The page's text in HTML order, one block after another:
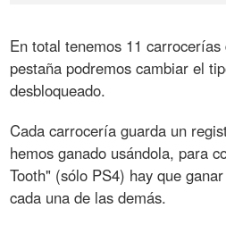
En total tenemos 11
pestaña podremos cambiar el
desbloqueado.
Cada carrocería guarda un
hemos ganado usándola, para
Tooth" (sólo PS4) hay que
cada una de las demás.